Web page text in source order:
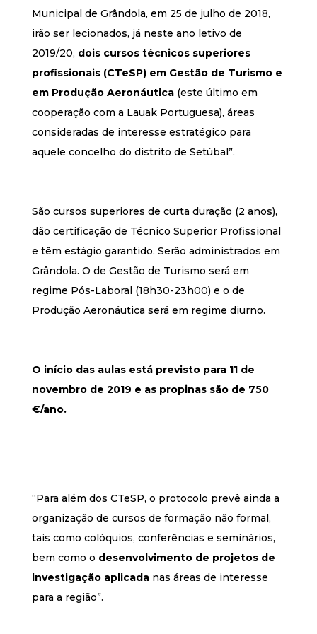
Municipal de Grândola, em 25 de julho de 2018,
irão ser lecionados, já neste ano letivo de
2019/20, dois cursos técnicos superiores
profissionais (CTeSP) em Gestão de Turismo e
em Produção Aeronáutica (este último em
cooperação com a Lauak Portuguesa), áreas
consideradas de interesse estratégico para
aquele concelho do distrito de Setúbal”.
São cursos superiores de curta duração (2 anos),
dão certificação de Técnico Superior Profissional
e têm estágio garantido. Serão administrados em
Grândola. O de Gestão de Turismo será em
regime Pós-Laboral (18h30-23h00) e o de
Produção Aeronáutica será em regime diurno.
O início das aulas está previsto para 11 de
novembro de 2019 e as propinas são de 750
€/ano.
“Para além dos CTeSP, o protocolo prevê ainda a
organização de cursos de formação não formal,
tais como colóquios, conferências e seminários,
bem como o desenvolvimento de projetos de
investigação aplicadanas áreas de interesse
para a região”.